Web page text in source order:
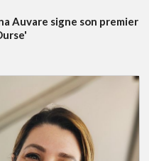
Auvare signe son premier